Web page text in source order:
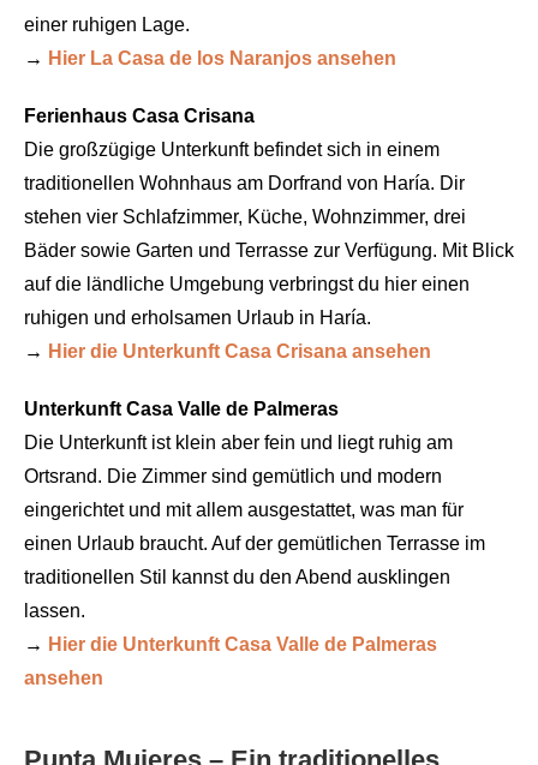
einer ruhigen Lage.
→ Hier La Casa de los Naranjos ansehen
Ferienhaus Casa Crisana
Die großzügige Unterkunft befindet sich in einem
traditionellen Wohnhaus am Dorfrand von Haría. Dir
stehen vier Schlafzimmer, Küche, Wohnzimmer, drei
Bäder sowie Garten und Terrasse zur Verfügung. Mit Blick
auf die ländliche Umgebung verbringst du hier einen
ruhigen und erholsamen Urlaub in Haría.
→ Hier die Unterkunft Casa Crisana ansehen
Unterkunft Casa Valle de Palmeras
Die Unterkunft ist klein aber fein und liegt ruhig am
Ortsrand. Die Zimmer sind gemütlich und modern
eingerichtet und mit allem ausgestattet, was man für
einen Urlaub braucht. Auf der gemütlichen Terrasse im
traditionellen Stil kannst du den Abend ausklingen
lassen.
→ Hier die Unterkunft Casa Valle de Palmeras
ansehen